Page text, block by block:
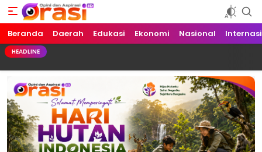
Orasi.ID
Opini dan Aspirasi!
Beranda Daerah Edukasi Ekonomi Nasional
HEADLINE